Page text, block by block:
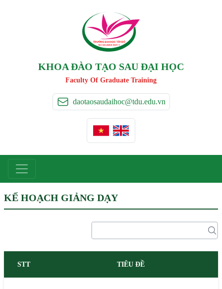
TRƯỜNG ĐẠI HỌC TÂY ĐÔ
TAY DO UNIVERSIT Y
KHOA ĐÀO TẠO SAU ĐẠI HỌC
Faculty Of Graduate Training
daotaosaudaihoc@tdu.edu.vn
KẾ HOẠCH GIẢNG DẠY
STT TIÊU ĐỀ